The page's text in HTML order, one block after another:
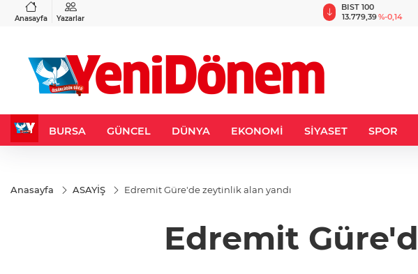
Anasayfa Yazarlar
%-0,22
BIST 100
13.779,39%-0,14
BURSA GÜNCEL DÜNYA EKONOMİ SİYASET SPOR
Anasayfa ASAYİŞ Edremit Güre'de zeytinlik alan yandı
Edremit